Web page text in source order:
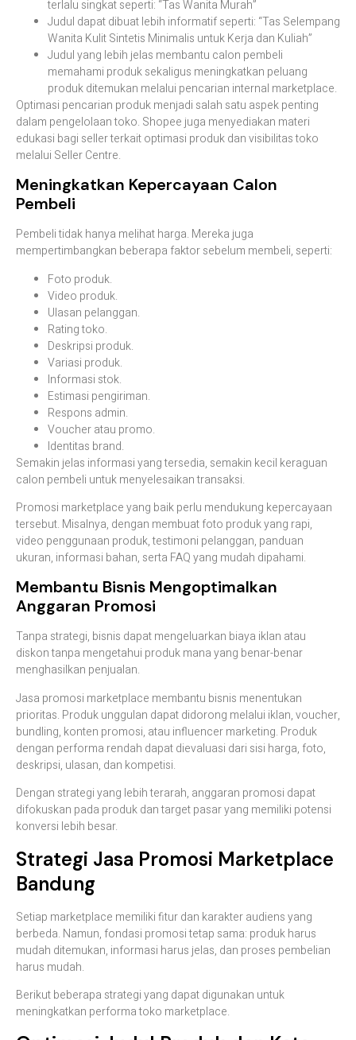
terlalu singkat seperti: “Tas Wanita Murah”
Judul dapat dibuat lebih informatif seperti: “Tas Selempang
Wanita Kulit Sintetis Minimalis untuk Kerja dan Kuliah”
Judul yang lebih jelas membantu calon pembeli
memahami produk sekaligus meningkatkan peluang
produk ditemukan melalui pencarian internal marketplace.
Optimasi pencarian produk menjadi salah satu aspek penting
dalam pengelolaan toko. Shopee juga menyediakan materi
edukasi bagi seller terkait optimasi produk dan visibilitas toko
melalui Seller Centre.
Meningkatkan Kepercayaan Calon
Pembeli
Pembeli tidak hanya melihat harga. Mereka juga
mempertimbangkan beberapa faktor sebelum membeli, seperti:
Foto produk.
Video produk.
Ulasan pelanggan.
Rating toko.
Deskripsi produk.
Variasi produk.
Informasi stok.
Estimasi pengiriman.
Respons admin.
Voucher atau promo.
Identitas brand.
Semakin jelas informasi yang tersedia, semakin kecil keraguan
calon pembeli untuk menyelesaikan transaksi.
Promosi marketplace yang baik perlu mendukung kepercayaan
tersebut. Misalnya, dengan membuat foto produk yang rapi,
video penggunaan produk, testimoni pelanggan, panduan
ukuran, informasi bahan, serta FAQ yang mudah dipahami.
Membantu Bisnis Mengoptimalkan
Anggaran Promosi
Tanpa strategi, bisnis dapat mengeluarkan biaya iklan atau
diskon tanpa mengetahui produk mana yang benar-benar
menghasilkan penjualan.
Jasa promosi marketplace membantu bisnis menentukan
prioritas. Produk unggulan dapat didorong melalui iklan, voucher,
bundling, konten promosi, atau influencer marketing. Produk
dengan performa rendah dapat dievaluasi dari sisi harga, foto,
deskripsi, ulasan, dan kompetisi.
Dengan strategi yang lebih terarah, anggaran promosi dapat
difokuskan pada produk dan target pasar yang memiliki potensi
konversi lebih besar.
Strategi Jasa Promosi Marketplace
Bandung
Setiap marketplace memiliki fitur dan karakter audiens yang
berbeda. Namun, fondasi promosi tetap sama: produk harus
mudah ditemukan, informasi harus jelas, dan proses pembelian
harus mudah.
Berikut beberapa strategi yang dapat digunakan untuk
meningkatkan performa toko marketplace.